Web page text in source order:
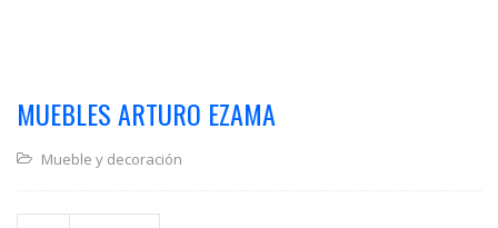
MUEBLES ARTURO EZAMA
Mueble y decoración